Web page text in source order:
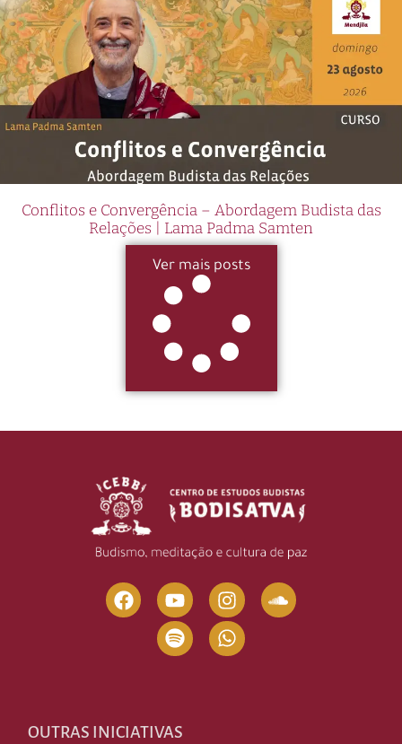
Conflitos e Convergência – Abordagem Budista das
Relações | Lama Padma Samten
Ver mais posts
OUTRAS INICIATIVAS